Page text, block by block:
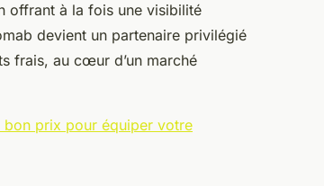
offrant à la fois une visibilité
devient un partenaire privilégié
frais, au cœur d’un marché
prix pour équiper votre